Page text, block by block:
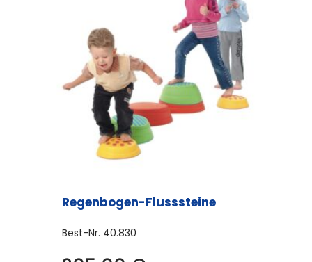
Regenbogen-Flusssteine
Best-Nr. 40.830